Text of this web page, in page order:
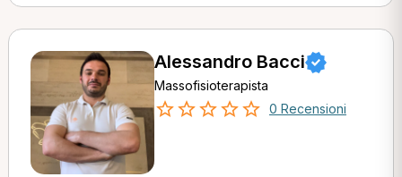
Alessandro Bacci
Massofisioterapista
0 Recensioni